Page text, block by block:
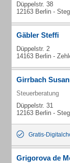
Düppelstr. 38
12163 Berlin -
Gäbler Steffi
Düppelstr. 2
14163 Berlin -
Girrbach
Steuerberatung
Düppelstr. 31
12163 Berlin -
Gratis-
Grigorova de